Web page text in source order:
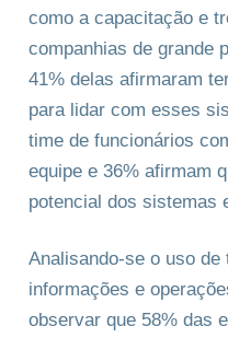
como a capacitação e
companhias de grande
41% delas afirmaram
para lidar com esses
time de funcionários
equipe e 36% afirmam
potencial dos sistemas
Analisando-se o uso
informações e
observar que 58% das